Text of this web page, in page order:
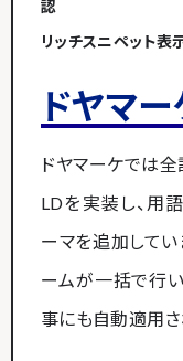
認
リッチスニペット
ドヤマ
ドヤマーケでは
LDを実装し、用
ーマを追加して
ームが一括で行
事にも自動適用さ